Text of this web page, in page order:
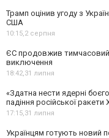
Трамп оцінив угоду з
США
10:15,2 серпня
ЄС продовжив тимчасовий
виключення
18:42,31 липня
«Здатна нести ядерні
падіння російської ракети
17:15,31 липня
Українцям готують новий